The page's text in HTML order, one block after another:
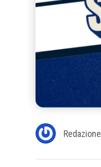
Redazione